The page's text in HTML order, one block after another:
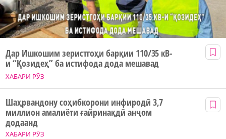
ХАБАРИ РӮЗ
Дар Ишкошим зеристгоҳи барқии 110/35 кВ-
и “Қозидеҳ” ба истифода дода мешавад
ХАБАРИ РӮЗ
Шаҳрвандону соҳибкорони инфиродӣ 3,7
миллион амалиёти ғайринақдӣ анҷом
додаанд